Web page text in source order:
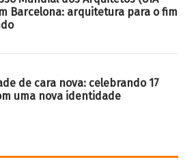
Barcelona: arquitetura para o fim
de cara nova: celebrando 17
uma nova identidade